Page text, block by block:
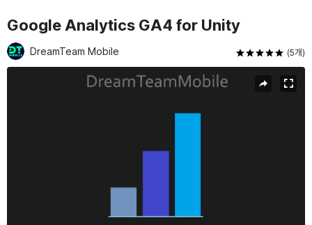
Google Analytics GA4 for Unity
DreamTeam Mobile (5개)
현재 슬라이드: 1 / 6